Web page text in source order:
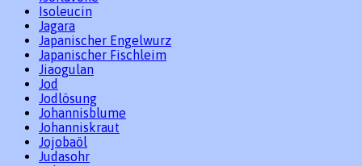
Isoleucin
Jagara
Japanischer Engelwurz
Japanischer Fischleim
Jiaogulan
Jod
Jodlösung
Johannisblume
Johanniskraut
Jojobaöl
Judasohr